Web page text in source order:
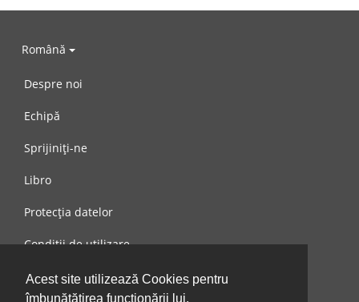
Acest site utilizează Cookies pentru
îmbunătățirea funcționării lui.
Română
Despre noi
Echipă
Sprijiniți-ne
Libro
Protecția datelor
Condiții de utilizare
Mesaj către noi